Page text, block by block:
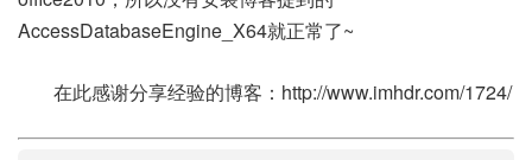
AccessDatabaseEngine_X64就正常了~
在此感谢分享经验的博客：http://www.imhdr.com/1724/